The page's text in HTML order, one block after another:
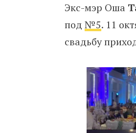
Экс-мэр Оша
под№5. 11
свадьбу